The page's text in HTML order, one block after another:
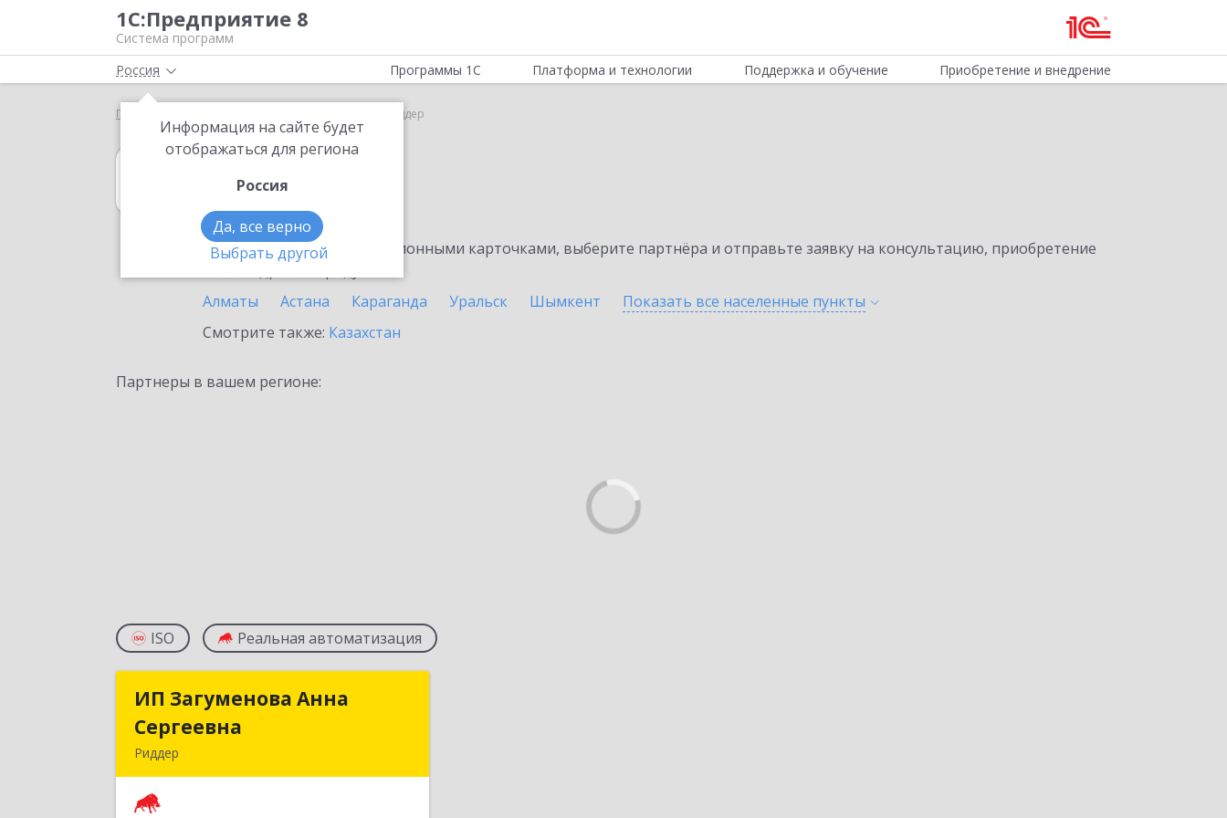
1С:Предприятие 8
Система программ
Россия
Информация на сайте будет
отображаться для региона
Россия
Да, все верно
Выбрать другой
Программы 1С Платформа и технологии Поддержка и обучение Приобретение и внедрение
Главная Риддер
1С:MDM КОРП
в Риддере
Ознакомьтесь с информационными карточками, выберите партнёра и отправьте заявку на консультацию, приобретение
Алматы
Астана Караганда Уральск Шымкент Показать все населенные пункты
Смотрите также: Казахстан
Партнеры в вашем регионе:
ISO Реальная автоматизация
ИП Загуменова Анна
Сергеевна
Риддер
ИП Загуменова Анна